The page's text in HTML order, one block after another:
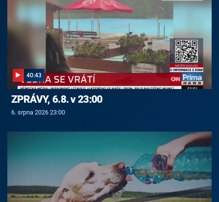
40:43
ZPRÁVY, 6.8. v 23:00
6. srpna 2026 23:00